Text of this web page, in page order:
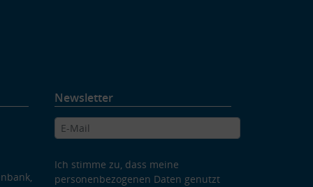
Newsletter
Ich stimme zu, dass meine
personenbezogenen Daten genutzt